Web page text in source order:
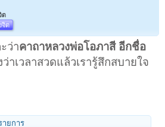
ต
จิต
ว่าคาถาหลวงพ่อโอภาสี อีกชื่อ
ว่าเวลาสวดแล้วเรารู้สึกสบายใจ
ายการ